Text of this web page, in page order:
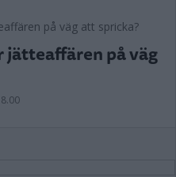
på väg